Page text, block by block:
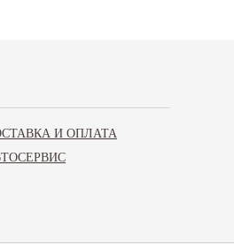
Xray, Granta FL (с 2018 года)
И ОПЛАТА